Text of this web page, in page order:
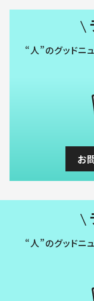
“人”のグッドニ
お
“人”のグッドニ